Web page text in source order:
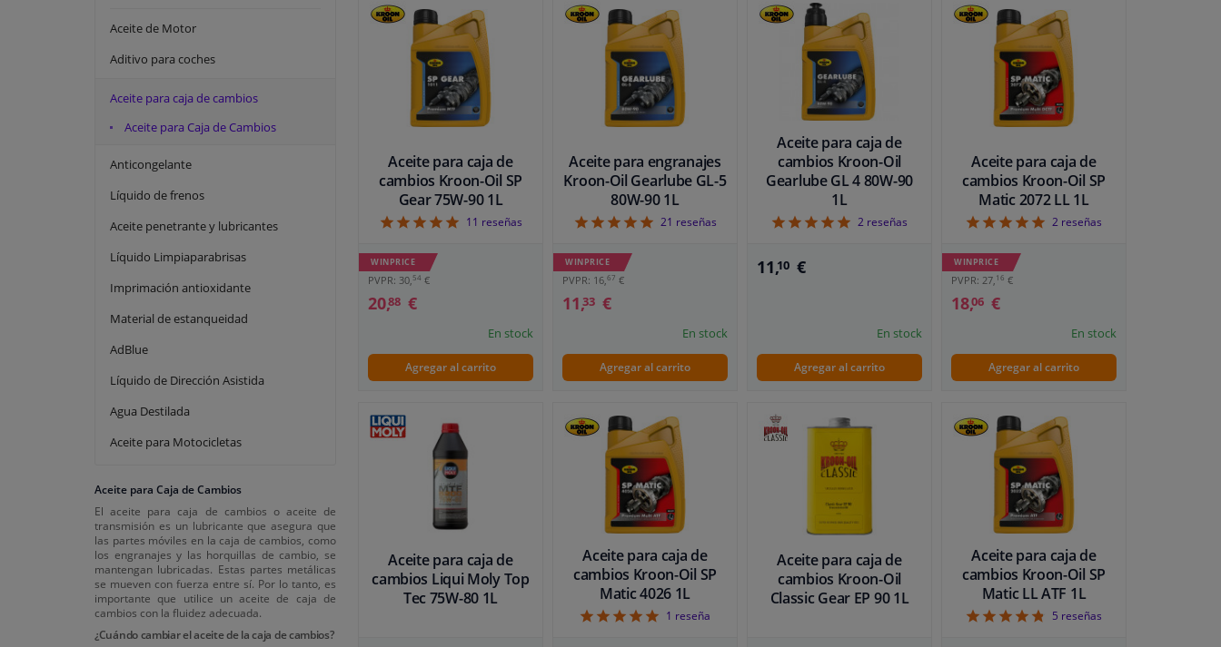
Aceite de Motor
Aditivo para coches
Aceite para caja de cambios
Aceite para Caja de Cambios
Anticongelante
Líquido de frenos
Aceite penetrante y lubricantes
Líquido Limpiaparabrisas
Imprimación antioxidante
Material de estanqueidad
AdBlue
Líquido de Dirección Asistida
Agua Destilada
Aceite para Motocicletas
Aceite para Caja de Cambios
El aceite para caja de cambios o aceite de
transmisión es un lubricante que asegura que
las partes móviles en la caja de cambios, como
los engranajes y las horquillas de cambio, se
mantengan lubricadas. Estas partes metálicas
se mueven con fuerza entre sí. Por lo tanto, es
importante que utilice un aceite de caja de
cambios con la fluidez adecuada.
¿Cuándo cambiar el aceite de la caja de cambios?
Aceite para caja de
cambios Kroon-Oil SP
Gear 75W-90 1L
511 reseñas
WINPRICE
PVPR: 30,54 €
20,88 €
En stock
Agregar al carrito
Aceite para engranajes
Kroon-Oil Gearlube GL-5
80W-90 1L
521 reseñas
WINPRICE
PVPR: 16,67 €
11,33 €
En stock
Agregar al carrito
Aceite para caja de
cambios Kroon-Oil
Gearlube GL 4 80W-90
1L
52 reseñas
11,10 €
En stock
Agregar al carrito
Aceite para caja de
cambios Kroon-Oil SP
Matic 2072 LL 1L
52 reseñas
WINPRICE
PVPR: 27,16 €
18,06 €
En stock
Agregar al carrito
Aceite para caja de
cambios Liqui Moly Top
Tec 75W-80 1L
Aceite para caja de
cambios Kroon-Oil SP
Matic 4026 1L
51 reseña
Aceite para caja de
cambios Kroon-Oil
Classic Gear EP 90 1L
Aceite para caja de
cambios Kroon-Oil SP
Matic LL ATF 1L
4.8
5 reseñas